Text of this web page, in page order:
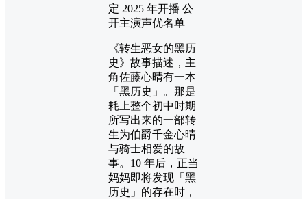
《转生恶女的黑历
史》故事描述，主
角佐藤心晴有一本
「黑历史」。那是
耗上整个初中时期
所写出来的一部转
生为伯爵千金心晴
与骑士相爱的故
事。10 年后，正当
妈妈即将发现「黑
历史」的存在时，